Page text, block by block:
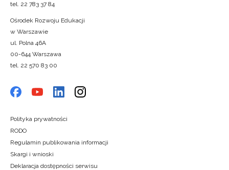
tel. 22 783 37 84
Ośrodek Rozwoju Edukacji
w Warszawie
ul. Polna 46A
00-644 Warszawa
tel. 22 570 83 00
Polityka prywatności
RODO
Regulamin publikowania informacji
Skargi i wnioski
Deklaracja dostępności serwisu